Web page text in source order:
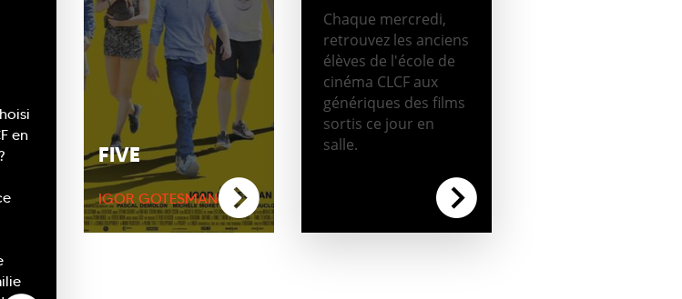
en
FIVE
IGOR GOTESMAN
Chaque mercredi,
retrouvez les anciens
élèves de l'école de
cinéma CLCF aux
génériques des films
sortis ce jour en
salle.